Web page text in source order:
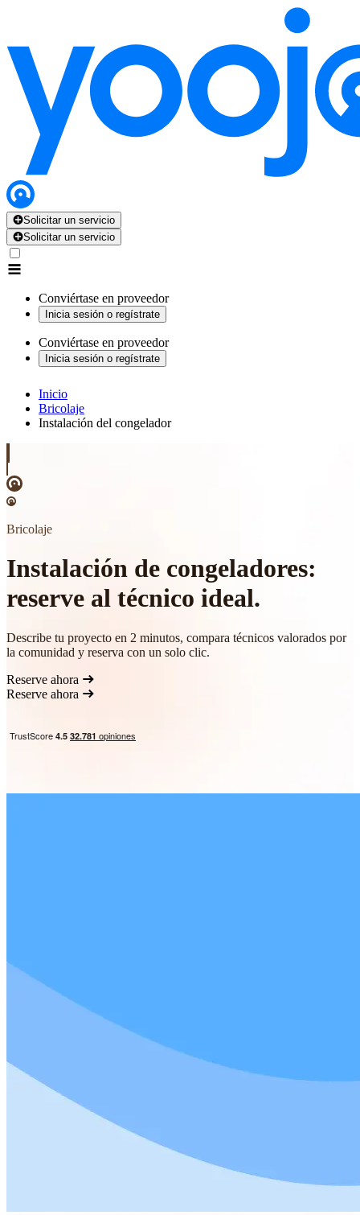
Solicitar un servicio
Solicitar un servicio
Conviértase en proveedor
Inicia sesión o regístrate
Conviértase en proveedor
Inicia sesión o regístrate
Inicio
Bricolaje
Instalación del congelador
Bricolaje
Instalación de congeladores:
reserve al técnico ideal.
Describe tu proyecto en 2 minutos, compara técnicos valorados por
la comunidad y reserva con un solo clic.
Reserve ahora
Reserve ahora